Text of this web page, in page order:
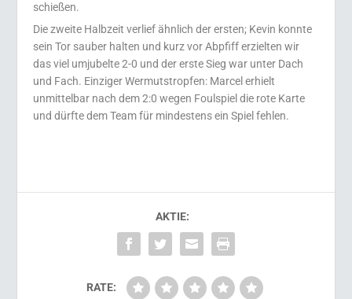
schießen.
Die zweite Halbzeit verlief ähnlich der ersten; Kevin konnte
sein Tor sauber halten und kurz vor Abpfiff erzielten wir
das viel umjubelte 2-0 und der erste Sieg war unter Dach
und Fach. Einziger Wermutstropfen: Marcel erhielt
unmittelbar nach dem 2:0 wegen Foulspiel die rote Karte
und dürfte dem Team für mindestens ein Spiel fehlen.
AKTIE:
RATE: